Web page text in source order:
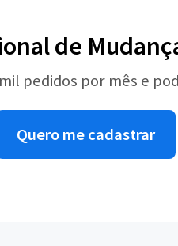
de
pedidos por mês e
Quero me cadastrar